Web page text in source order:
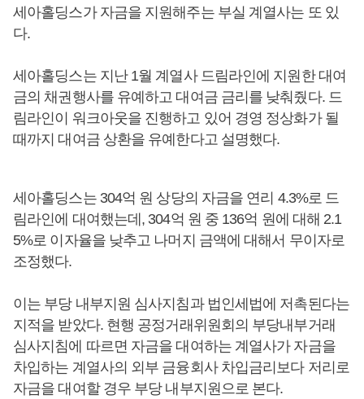
세아홀딩스가 자금을 지원해주는 부실 계열사는 또 있
다.
세아홀딩스는 지난 1월 계열사 드림라인에 지원한 대여
금의 채권행사를 유예하고 대여금 금리를 낮춰줬다. 드
림라인이 워크아웃을 진행하고 있어 경영 정상화가 될
때까지 대여금 상환을 유예한다고 설명했다.
세아홀딩스는 304억 원 상당의 자금을 연리 4.3%로 드
림라인에 대여했는데, 304억 원 중 136억 원에 대해 2.1
5%로 이자율을 낮추고 나머지 금액에 대해서 무이자로
조정했다.
이는 부당 내부지원 심사지침과 법인세법에 저촉된다는
지적을 받았다. 현행 공정거래위원회의 부당내부거래
심사지침에 따르면 자금을 대여하는 계열사가 자금을
차입하는 계열사의 외부 금융회사 차입금리보다 저리로
자금을 대여할 경우 부당 내부지원으로 본다.